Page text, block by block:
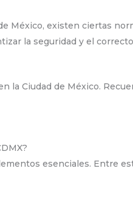
México, existen ciertas
la seguridad y el correcto
la Ciudad de México.
esenciales. Entre